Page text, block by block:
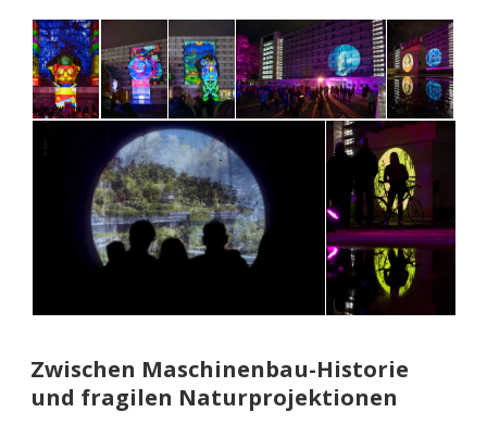
Zwischen Maschinenbau-Historie
und fragilen Naturprojektionen